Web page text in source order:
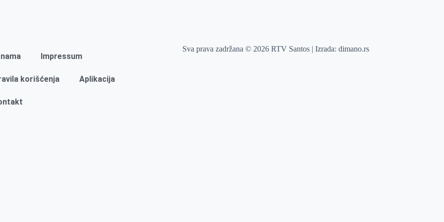
Impressum
korišćenja Aplikacija
Sva prava zadržana © 2026 RTV Santos | Izrada:dimano.rs